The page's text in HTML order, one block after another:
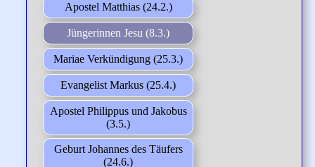
Apostel Matthias (24.2.)
Jüngerinnen Jesu (8.3.)
Mariae Verkündigung (25.3.)
Evangelist Markus (25.4.)
Apostel Philippus und Jakobus
(3.5.)
Geburt Johannes des Täufers
(24.6.)